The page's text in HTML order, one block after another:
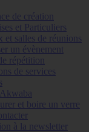
de création
et Particuliers
et salles de réunions
un évènement
répétition
de services
et boire un verre
à la newsletter